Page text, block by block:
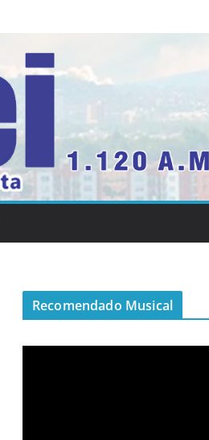
Recomendado Musical